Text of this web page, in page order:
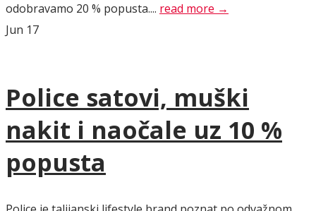
odobravamo 20 % popusta.... read more →
Jun 17
Police satovi, muški
nakit i naočale uz 10 %
popusta